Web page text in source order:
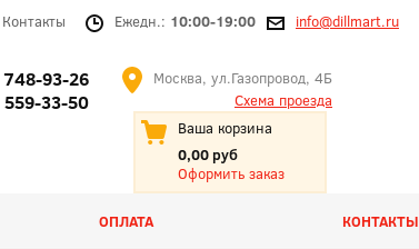
Контакты Ежедн.: 10:00-19:00 info@dillmart.ru
748-93-26
559-33-50
Москва, ул.Газопровод, 4Б
Схема проезда
Ваша корзина
0,00 руб
Оформить заказ
ОПЛАТА КОНТАКТЫ